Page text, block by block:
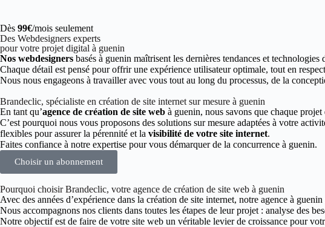
Dès 99€/mois seulement
Des Webdesigners experts
pour votre projet digital à guenin
Nos webdesigners basés à guenin maîtrisent les dernières tendances et
Chaque détail est pensé pour offrir une expérience utilisateur optimale, tout en
Nous nous engageons à travailler avec vous tout au long du processus, de la
Brandeclic, spécialiste en création de site internet sur mesure à guenin
En tant qu’agence de création de site web à guenin, nous savons que chaque projet
C’est pourquoi nous vous proposons des solutions sur mesure adaptées à votre
flexibles pour assurer la pérennité et la visibilité de votre site internet.
Faites confiance à notre expertise pour vous démarquer de la concurrence à guenin.
Choisir un abonnement
Pourquoi choisir Brandeclic, votre agence de création de site web à guenin
Avec des années d’expérience dans la création de site internet, notre agence à
Nous accompagnons nos clients dans toutes les étapes de leur projet : analyse des
Notre objectif est de faire de votre site web un véritable levier de croissance pour